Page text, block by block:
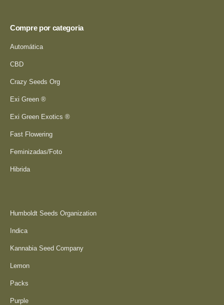
Compre por categoria
Automática
CBD
Crazy Seeds Org
Exi Green ®
Exi Green Exotics ®
Fast Flowering
Feminizadas/Foto
Hibrida
Humboldt Seeds Organization
Indica
Kannabia Seed Company
Lemon
Packs
Purple